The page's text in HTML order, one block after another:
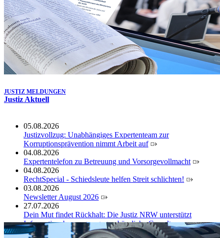
JUSTIZ MELDUNGEN
Justiz Aktuell
05.08.2026
Justizvollzug: Unabhängiges Expertenteam zur
Korruptionsprävention nimmt Arbeit auf
04.08.2026
Expertentelefon zu Betreuung und Vorsorgevollmacht
04.08.2026
RechtSpecial - Schiedsleute helfen Streit schlichten!
03.08.2026
Newsletter August 2026
27.07.2026
Dein Mut findet Rückhalt: Die Justiz NRW unterstützt
Informationskampagne gegen häusliche Gewalt
10.07.2026